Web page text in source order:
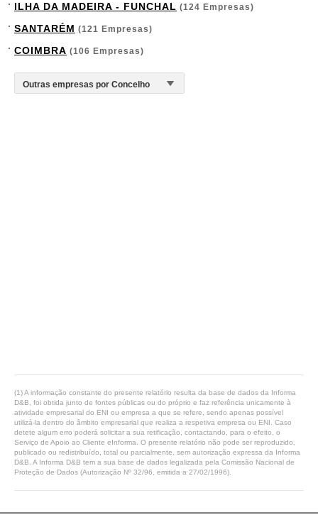
ILHA DA MADEIRA - FUNCHAL (124 Empresas)
SANTARÉM (121 Empresas)
COIMBRA (106 Empresas)
(1) A informação constante do presente relatório resulta da base de dados da Informa
D&B, foi obtida junto de fontes públicas ou do próprio e faz referência unicamente à
atividade empresarial do ENI ou empresa a que se refere, sendo apenas possível
utilizá-la dentro do âmbito empresarial que realiza a respetiva empresa ou ENI. Caso
detete algum erro poderá solicitar a sua retificação, contactando, para o efeito, o
Serviço de Apoio ao Cliente eInforma. O presente relatório não pode ser reproduzido,
publicado ou redistribuído, total ou parcialmente, sem autorização expressa da Informa
D&B. A Informa D&B tem a sua base de dados legalizada pela Comissão Nacional de
Proteção de Dados (Autorização Nº 32/96, emitida a 27/02/1996).